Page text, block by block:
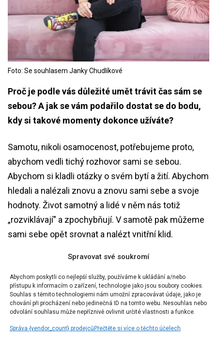
Spravovat své soukromí
Abychom poskytli co nejlepší služby, používáme k ukládání a/nebo
přístupu k informacím o zařízení, technologie jako jsou soubory cookies.
Souhlas s těmito technologiemi nám umožní zpracovávat údaje, jako je
chování při procházení nebo jedinečná ID na tomto webu. Nesouhlas nebo
odvolání souhlasu může nepříznivě ovlivnit určité vlastnosti a funkce.
Správa {vendor_count} prodejcůPřečtěte si více o těchto účelech
Foto: Se souhlasem Janky Chudlíkové
Proč je podle vás důležité umět trávit čas sám se
sebou? A jak se vám podařilo dostat se do bodu,
kdy si takové momenty dokonce užíváte?
Samotu, nikoli osamocenost, potřebujeme proto,
abychom vedli tichý rozhovor sami se sebou.
Abychom si kladli otázky o svém bytí a žití. Abychom
hledali a nalézali znovu a znovu sami sebe a svoje
hodnoty. Život samotný a lidé v něm nás totiž
„rozviklávají” a zpochybňují. V samotě pak můžeme
sami sebe opět srovnat a nalézt vnitřní klid.
Já osobně jsem k tomuto poznání měla cestu velmi
trnitou. Kdysi jsem už před porodem zůstala sama.
Bylo to nedobrovolné, tak jsem nejméně rok
proplakala, než jsem to pochopila a přijala. Dnes
jsem na tom tak, že kdybych nebyla pravidelně
sama, tak by mi to hodně chybělo a zapomínala bych